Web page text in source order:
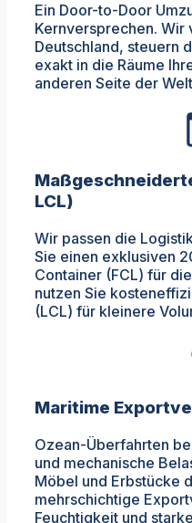
Ein Door-to-Door
Kernversprechen. Wir
Deutschland, steuern
exakt in die Räume
anderen Seite der
LCL)
Wir passen die
Sie einen exklusiven
Container (FCL) für
nutzen Sie
(LCL) für kleinere
Maritime
Ozean-Überfahrten
und mechanische
Möbel und Erbstücke
mehrschichtige
Feuchtigkeit und